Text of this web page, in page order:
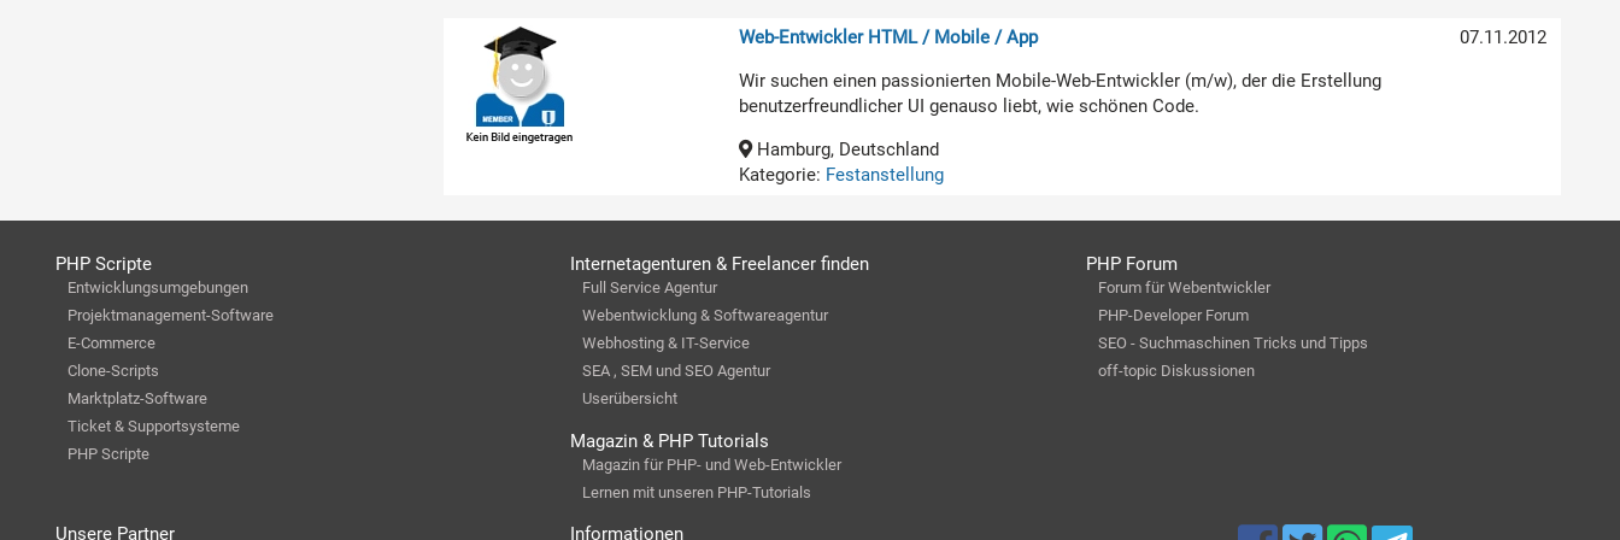
07.11.2012
Web-Entwickler HTML / Mobile / App
Wir suchen einen passionierten Mobile-Web-Entwickler (m/w), der die Erstellung
benutzerfreundlicher UI genauso liebt, wie schönen Code.
Hamburg, Deutschland
Kategorie: Festanstellung
PHP Scripte
Entwicklungsumgebungen
Projektmanagement-Software
E-Commerce
Clone-Scripts
Marktplatz-Software
Ticket & Supportsysteme
PHP Scripte
Internetagenturen & Freelancer finden
Full Service Agentur
Webentwicklung & Softwareagentur
Webhosting & IT-Service
SEA , SEM und SEO Agentur
Userübersicht
Magazin & PHP Tutorials
Magazin für PHP- und Web-Entwickler
Lernen mit unseren PHP-Tutorials
PHP Forum
Forum für Webentwickler
PHP-Developer Forum
SEO - Suchmaschinen Tricks und Tipps
off-topic Diskussionen
Unsere Partner Informationen